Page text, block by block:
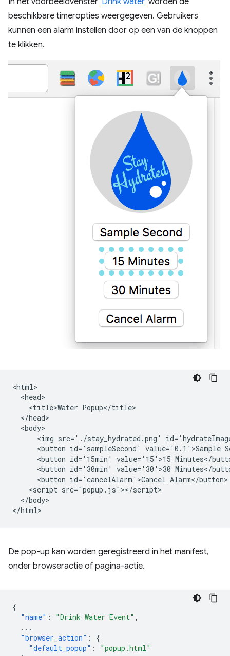
beschikbare timeropties weergegeven. Gebruikers
kunnen een alarm instellen door op een van de knoppen
te klikken.
<html>
  <head>
    <title>Water Popup</title>
  </head>
  <body>
<img src='./stay_hydrated.png'
<button id='sampleSecond' value='0.1'>Sample
<button id='15min' value='15'>15 Minutes</
<button id='30min' value='30'>30 Minutes</
      <button id='cancelAlarm'>Cancel Alarm</button>
    <script src="popup.js"></script>
  </body>
De pop-up kan worden geregistreerd in het manifest,
onder browseractie of pagina-actie.
{
"name" : "Drink Water Event" ,
...
"browser_action" :
{
"default_popup" :
"popup.html"